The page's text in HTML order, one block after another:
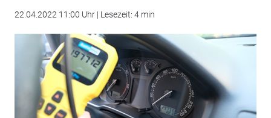
22.04.2022 11:00 Uhr | Lesezeit: 4 min